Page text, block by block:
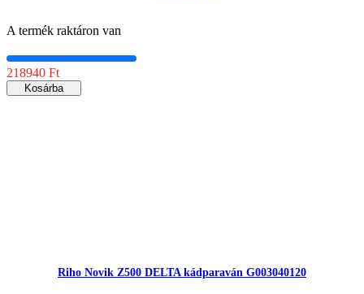
A termék raktáron van
218940 Ft
Kosárba
Riho Novik Z500 DELTA kádparaván G003040120